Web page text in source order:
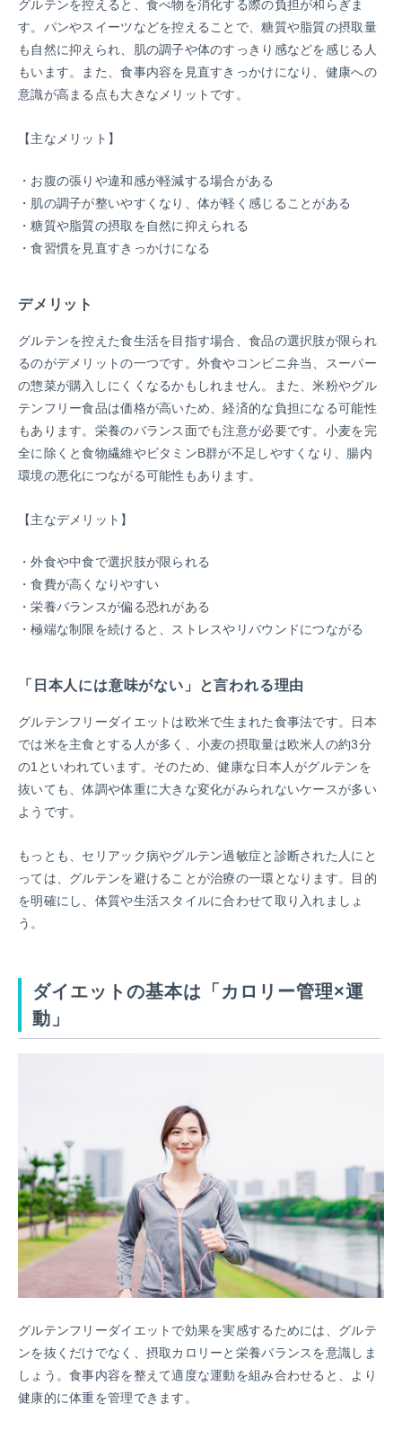
グルテンを控えると、食べ物を消化する際の負担が和らぎま
す。パンやスイーツなどを控えることで、糖質や脂質の摂取量
も自然に抑えられ、肌の調子や体のすっきり感などを感じる人
もいます。また、食事内容を見直すきっかけになり、健康への
意識が高まる点も大きなメリットです。
【主なメリット】
お腹の張りや違和感が軽減する場合がある
肌の調子が整いやすくなり、体が軽く感じることがある
糖質や脂質の摂取を自然に抑えられる
食習慣を見直すきっかけになる
デメリット
グルテンを控えた食生活を目指す場合、食品の選択肢が限られ
るのがデメリットの一つです。外食やコンビニ弁当、スーパー
の惣菜が購入しにくくなるかもしれません。また、米粉やグル
テンフリー食品は価格が高いため、経済的な負担になる可能性
もあります。栄養のバランス面でも注意が必要です。小麦を完
全に除くと食物繊維やビタミンB群が不足しやすくなり、腸内
環境の悪化につながる可能性もあります。
【主なデメリット】
外食や中食で選択肢が限られる
食費が高くなりやすい
栄養バランスが偏る恐れがある
極端な制限を続けると、ストレスやリバウンドにつながる
「日本人には意味がない」と言われる理由
グルテンフリーダイエットは欧米で生まれた食事法です。日本
では米を主食とする人が多く、小麦の摂取量は欧米人の約3分
の1といわれています。そのため、健康な日本人がグルテンを
抜いても、体調や体重に大きな変化がみられないケースが多い
ようです。
もっとも、セリアック病やグルテン過敏症と診断された人にと
っては、グルテンを避けることが治療の一環となります。目的
を明確にし、体質や生活スタイルに合わせて取り入れましょ
う。
ダイエットの基本は「カロリー管理×運
動」
グルテンフリーダイエットで効果を実感するためには、グルテ
ンを抜くだけでなく、摂取カロリーと栄養バランスを意識しま
しょう。食事内容を整えて適度な運動を組み合わせると、より
健康的に体重を管理できます。